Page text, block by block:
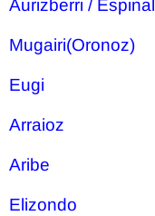
Aurizberri / Espinal
Mugairi(Oronoz)
Eugi
Arraioz
Aribe
Elizondo